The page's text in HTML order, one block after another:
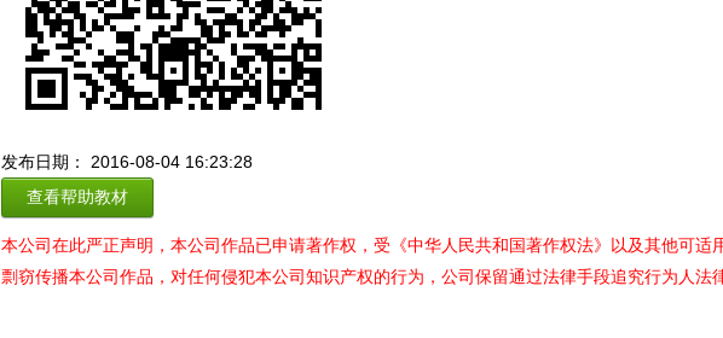
发布日期： 2016-08-04 16:23:28
查看帮助教材
本公司在此严正声明，本公司作品已申请著作权，受《中华人民共和国著作权法》以及其他可
剽窃传播本公司作品，对任何侵犯本公司知识产权的行为，公司保留通过法律手段追究行为人法